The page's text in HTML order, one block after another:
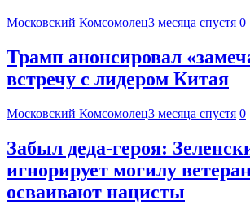
Московский Комсомолец3 месяца спустя 0
Трамп анонсировал
встречу с лидером Китая
Московский Комсомолец3 месяца спустя 0
Забыл деда-героя:
игнорирует могилу
осваивают нацисты